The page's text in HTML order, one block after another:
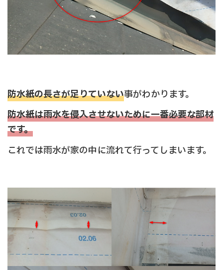
防水紙の長さが足りていない事がわかります。
防水紙は雨水を侵入させないために一番必要な部材
です。
これでは雨水が家の中に流れて行ってしまいます。